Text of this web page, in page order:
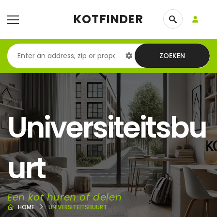
KOTFINDER
ZOEKEN
Universiteitsbu
urt
Een kot huren of delen
HOME UNIVERSITEITSBUURT